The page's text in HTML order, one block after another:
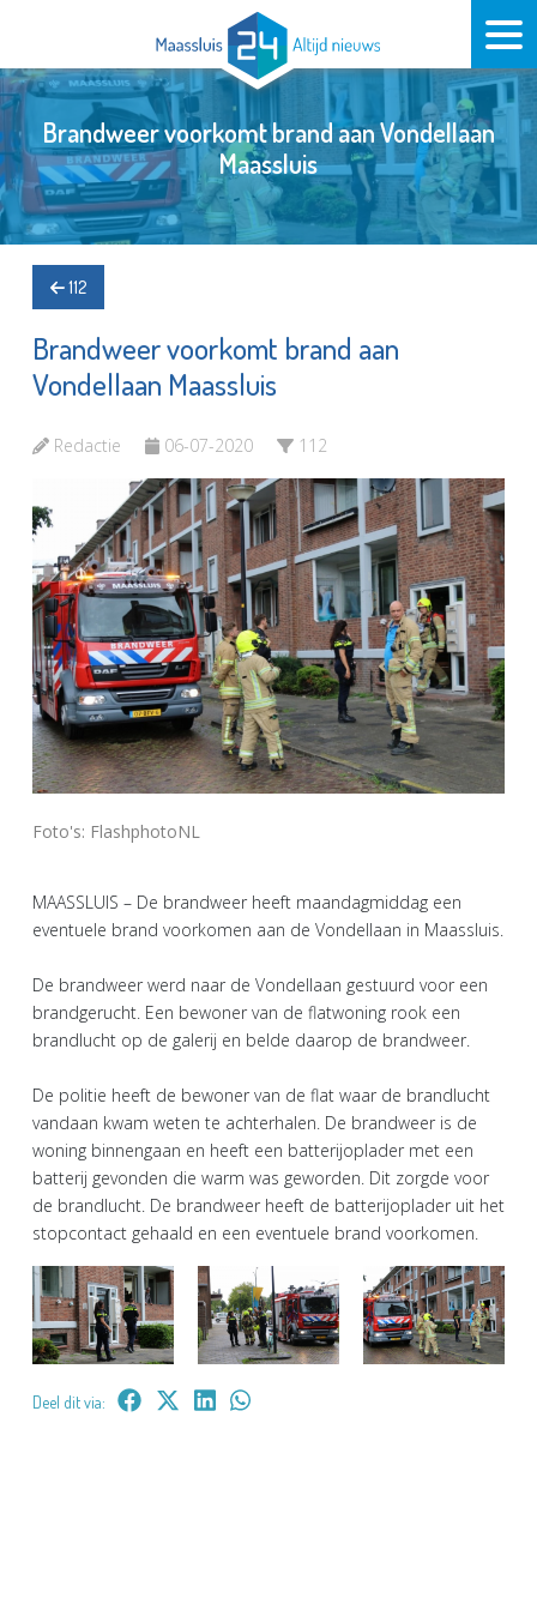
Brandweer voorkomt brand aan Vondellaan
Maassluis
112
Brandweer voorkomt brand aan
Vondellaan Maassluis
Redactie 06-07-2020 112
Foto's: FlashphotoNL
MAASSLUIS – De brandweer heeft maandagmiddag een
eventuele brand voorkomen aan de Vondellaan in Maassluis.
De brandweer werd naar de Vondellaan gestuurd voor een
brandgerucht. Een bewoner van de flatwoning rook een
brandlucht op de galerij en belde daarop de brandweer.
De politie heeft de bewoner van de flat waar de brandlucht
vandaan kwam weten te achterhalen. De brandweer is de
woning binnengaan en heeft een batterijoplader met een
batterij gevonden die warm was geworden. Dit zorgde voor
de brandlucht. De brandweer heeft de batterijoplader uit het
stopcontact gehaald en een eventuele brand voorkomen.
Deel dit via: